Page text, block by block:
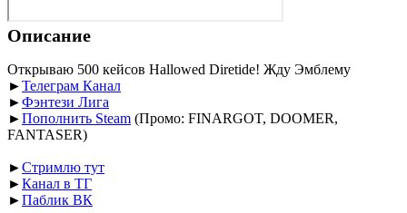
Описание
Открываю 500 кейсов Hallowed Diretide! Жду Эмблему
►Телеграм Канал
►Фэнтези Лига
►Пополнить Steam (Промо: FINARGOT, DOOMER,
FANTASER)
►Стримлю тут
►Канал в ТГ
►Паблик ВК